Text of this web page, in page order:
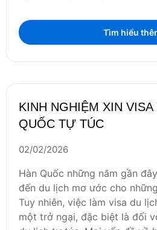
Tìm hiểu
KINH NGHIỆM XIN VISA
QUỐC TỰ TÚC
02/02/2026
Hàn Quốc những năm gần
đến du lịch mơ ước cho
Tuy nhiên, việc làm visa du
một trở ngại, đặc biệt là đối